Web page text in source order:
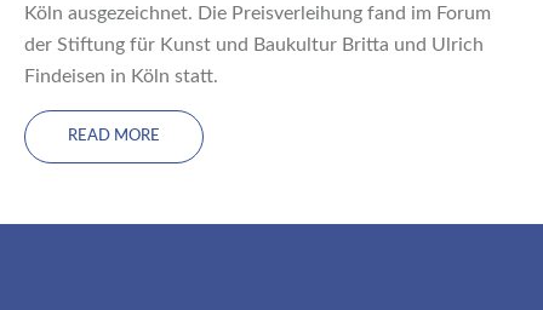
Köln ausgezeichnet. Die Preisverleihung fand im Forum
der Stiftung für Kunst und Baukultur Britta und Ulrich
Findeisen in Köln statt.
READ MORE